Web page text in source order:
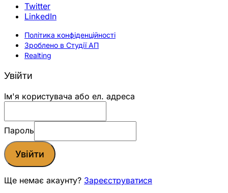
Twitter
LinkedIn
Політика конфіденційності
Зроблено в Студії АП
Realting
Увійти
Ім'я користувача або ел. адреса
Пароль
Увійти
Ще немає акаунту? Зареєструватися